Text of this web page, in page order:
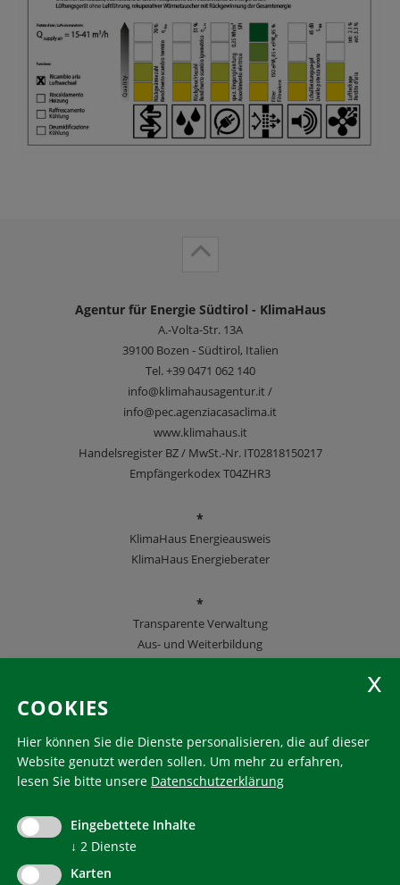
Agentur für Energie Südtirol - KlimaHaus
A.-Volta-Str. 13A
39100 Bozen - Südtirol, Italien
Tel.+39 0471 062 140
info@klimahausagentur.it /
info@pec.agenziacasaclima.it
www.klimahaus.it
Handelsregister BZ / MwSt.-Nr. IT02818150217
Empfängerkodex T04ZHR3
*
KlimaHaus Energieausweis
KlimaHaus Energieberater
*
Transparente Verwaltung
Aus- und Weiterbildung
KlimaHaus ist eine eingetragene Marke. Die Nutzung muss
communication@klimahausagentur.it
© 2022 Agentur für Energie Südtirol - KlimaHaus
COOKIES
Hier können Sie die Dienste personalisieren, die auf dieser
Website genutzt werden sollen. Um mehr zu erfahren,
lesen Sie bitte unsere Datenschutzerklärung
Eingebettete Inhalte
↓ 2 Dienste
Karten